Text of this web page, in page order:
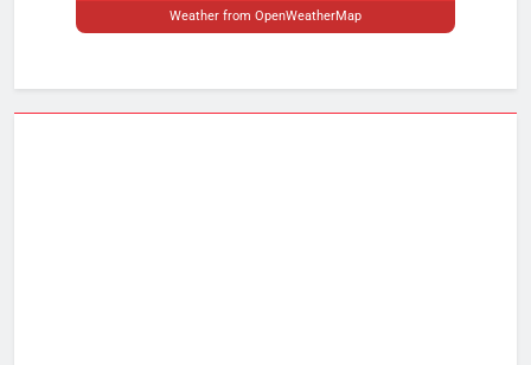
Weather from OpenWeatherMap